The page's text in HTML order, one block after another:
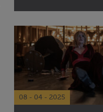
08 - 04 - 2025